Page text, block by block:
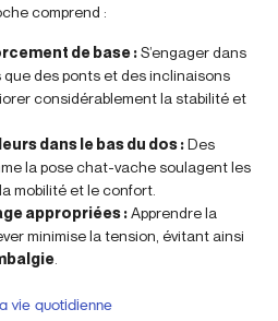
comprend :
de base :S’engager dans
des ponts et des inclinaisons
considérablement la stabilité et
dans le bas du dos :Des
la pose chat-vache soulagent les
mobilité et le confort.
appropriées :Apprendre la
minimise la tension, évitant ainsi
vie quotidienne